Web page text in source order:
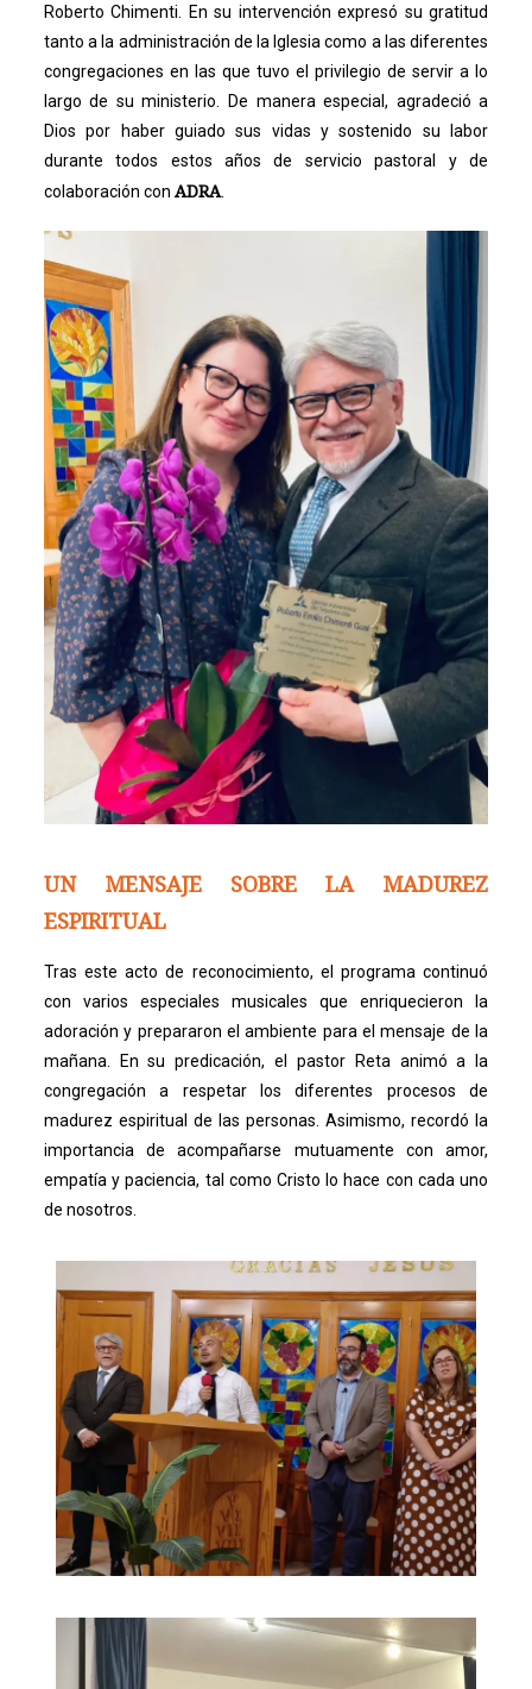
Roberto Chimenti. En su intervención expresó su gratitud
tanto a la administración de la Iglesia como a las diferentes
congregaciones en las que tuvo el privilegio de servir a lo
largo de su ministerio. De manera especial, agradeció a
Dios por haber guiado sus vidas y sostenido su labor
durante todos estos años de servicio pastoral y de
colaboración con ADRA.
UN MENSAJE SOBRE LA MADUREZ
ESPIRITUAL
Tras este acto de reconocimiento, el programa continuó
con varios especiales musicales que enriquecieron la
adoración y prepararon el ambiente para el mensaje de la
mañana. En su predicación, el pastor Reta animó a la
congregación a respetar los diferentes procesos de
madurez espiritual de las personas. Asimismo, recordó la
importancia de acompañarse mutuamente con amor,
empatía y paciencia, tal como Cristo lo hace con cada uno
de nosotros.